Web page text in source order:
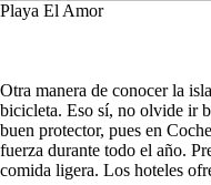
Playa El Amor
Otra manera de conocer la
bicicleta. Eso sí, no olvide ir
buen protector, pues en
fuerza durante todo el año.
comida ligera. Los hoteles